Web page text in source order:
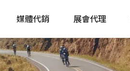
媒體代銷 展會代理